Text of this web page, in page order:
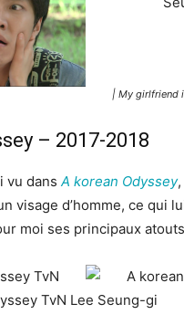
| My girlfriend
– 2017-2018
vu dans A korean Odyssey
visage d’homme, ce qui
moi ses principaux